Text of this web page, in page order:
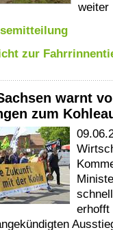
weiter
zur
warnt
zum
erhofft